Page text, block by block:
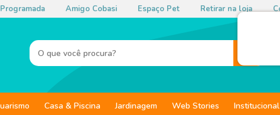
Amigo Cobasi Espaço Pet Retirar na loja
Casa & Piscina Jardinagem Web Stories Institucional